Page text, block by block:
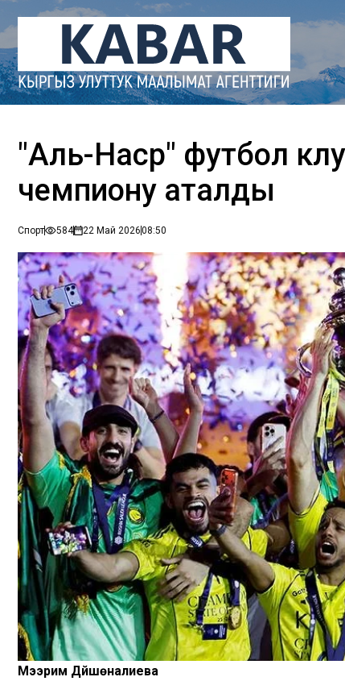
"Аль-Наср" футбол
чемпиону аталды
Спорт 584 22 Май 202608:50
Мээрим Дүйшөналиева